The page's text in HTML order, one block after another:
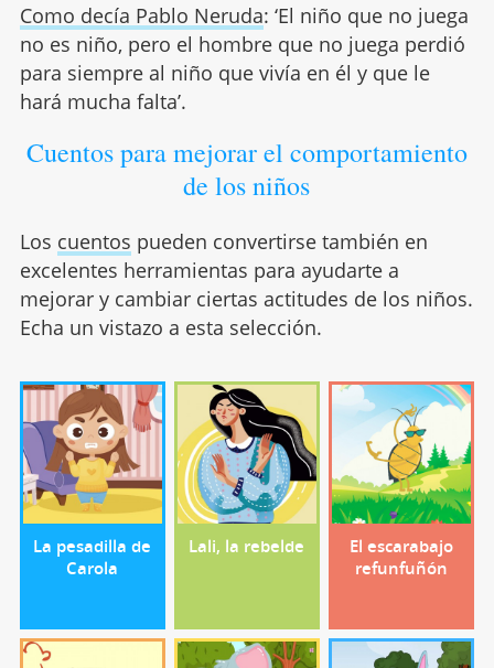
Como decía Pablo Neruda: ‘El niño que no juega
no es niño, pero el hombre que no juega perdió
para siempre al niño que vivía en él y que le
hará mucha falta’.
Cuentos para mejorar el comportamiento
de los niños
Los cuentos pueden convertirse también en
excelentes herramientas para ayudarte a
mejorar y cambiar ciertas actitudes de los niños.
Echa un vistazo a esta selección.
La pesadilla de
Carola
Lali, la rebelde
El escarabajo
refunfuñón